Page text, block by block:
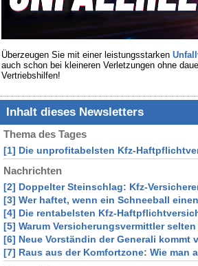
Überzeugen Sie mit einer leistungsstarken
auch schon bei kleineren Verletzungen ohne
Vertriebshilfen!
Inhalt dieses Newsletters
Thema des Tages
[1] Die unprofitabelsten Kfz-
Nachrichten
[2] Doppelter Steinschlag: Kfz-
[3] Wer haftet, wenn ein Schneeball
[4] Die rentabelsten Kfz-
[5] Warum Versicherungsvermittler
[6] Neue Vorständin der Generali kommt
[7] Raus aus der Komfortzone: Wie man